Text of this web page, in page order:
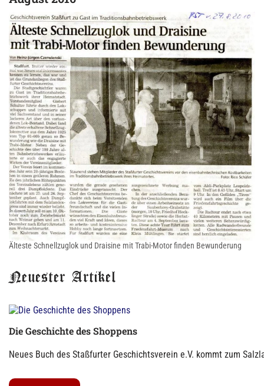
Älteste Schnellzuglok und Draisine mit Trabi-Motor finden Bewunderung
Neuester Artikel
Die Geschichte des Shoppens
Neues Buch des Staßfurter Geschichtsverein e.V. kommt zum